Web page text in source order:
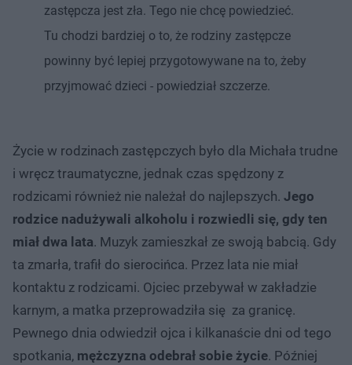
zastępcza jest zła. Tego nie chcę powiedzieć.
Tu chodzi bardziej o to, że rodziny zastępcze
powinny być lepiej przygotowywane na to, żeby
przyjmować dzieci - powiedział szczerze.
Życie w rodzinach zastępczych było dla Michała trudne
i wręcz traumatyczne, jednak czas spędzony z
rodzicami również nie należał do najlepszych. Jego
rodzice nadużywali alkoholu i rozwiedli się, gdy ten
miał dwa lata. Muzyk zamieszkał ze swoją babcią. Gdy
ta zmarła, trafił do sierocińca. Przez lata nie miał
kontaktu z rodzicami. Ojciec przebywał w zakładzie
karnym, a matka przeprowadziła się za granicę.
Pewnego dnia odwiedził ojca i kilkanaście dni od tego
spotkania, mężczyzna odebrał sobie życie. Później